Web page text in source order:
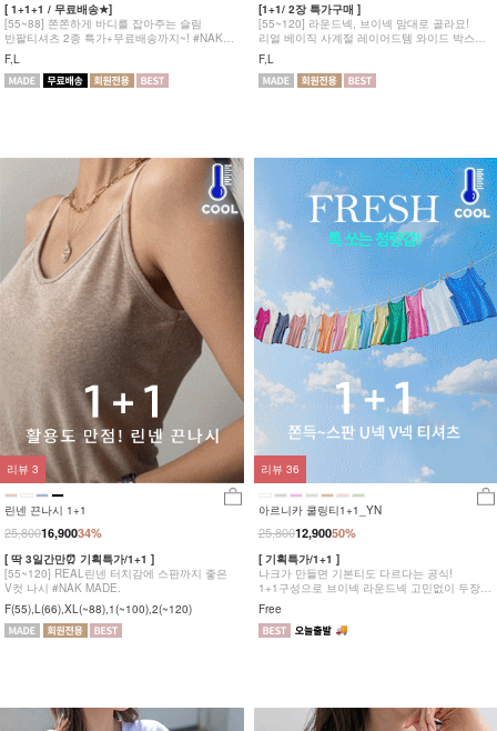
[ 1+1+1 / 무료배송★]
[55~88] 쫀쫀하게 바디를 잡아주는 슬림
반팔티셔츠 2종 특가+무료배송까지~! #NAK
MADE.
F,L
[1+1/ 2장 특가구매 ]
[55~120] 라운드넥, 브이넥 맘대로 골라요!
리얼 베이직 사계절 레이어드템 와이드 박스
반팔 트임티 2종 #NAK MADE.
F,L
린넨 끈나시 1+1
34%
25,80016,900
[ 딱 3일간만⏰ 기획특가/1+1 ]
[55~120] REAL린넨 터치감에 스판까지 좋은
V컷 나시 #NAK MADE.
F(55),L(66),XL(~88),1(~100),2(~120)
리뷰 3
아르니카 쿨링티1+1_YN
50%
25,80012,900
[ 기획특가/1+1 ]
나크가 만들면 기본티도 다르다는 공식!
1+1구성으로 브이넥 라운드넥 고민없이 두장
다 챙겨가세요
Free
리뷰 36